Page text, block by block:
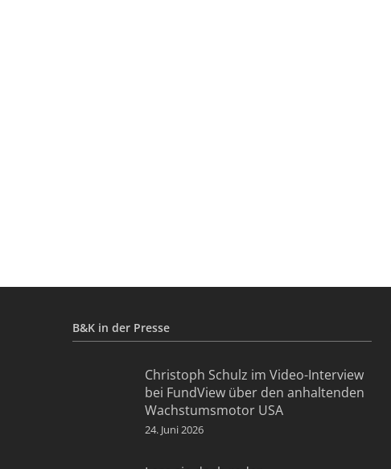
B&K in der Presse
Christoph Schulz im Video-Interview
bei FundView über den anhaltenden
Wachstumsmotor USA
24. Juni 2026